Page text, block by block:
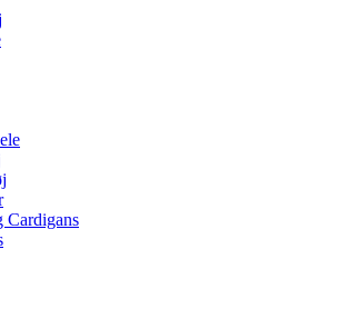
Cardigans